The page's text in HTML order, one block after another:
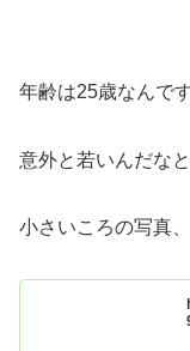
年齢は25歳なんです
意外と若いんだな
小さいころの写真